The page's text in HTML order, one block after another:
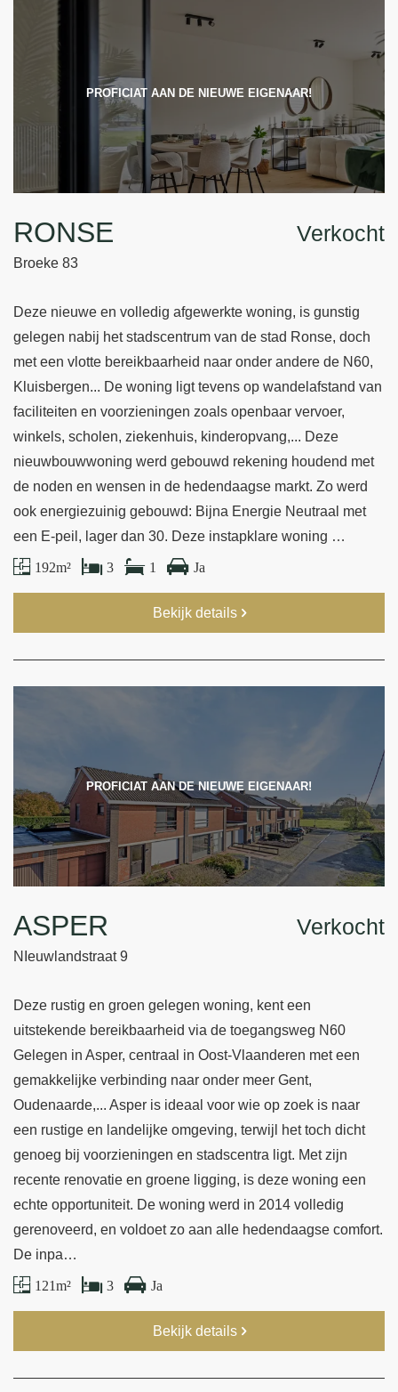
PROFICIAT AAN DE NIEUWE EIGENAAR!
RONSE
Broeke 83
Verkocht
Deze nieuwe en volledig afgewerkte woning, is gunstig
gelegen nabij het stadscentrum van de stad Ronse, doch
met een vlotte bereikbaarheid naar onder andere de N60,
Kluisbergen... De woning ligt tevens op wandelafstand van
faciliteiten en voorzieningen zoals openbaar vervoer,
winkels, scholen, ziekenhuis, kinderopvang,... Deze
nieuwbouwwoning werd gebouwd rekening houdend met
de noden en wensen in de hedendaagse markt. Zo werd
ook energiezuinig gebouwd: Bijna Energie Neutraal met
een E-peil, lager dan 30. Deze instapklare woning …
192 m² 3 1 Ja
Bekijk details
PROFICIAT AAN DE NIEUWE EIGENAAR!
ASPER
NIeuwlandstraat 9
Verkocht
Deze rustig en groen gelegen woning, kent een
uitstekende bereikbaarheid via de toegangsweg N60
Gelegen in Asper, centraal in Oost-Vlaanderen met een
gemakkelijke verbinding naar onder meer Gent,
Oudenaarde,... Asper is ideaal voor wie op zoek is naar
een rustige en landelijke omgeving, terwijl het toch dicht
genoeg bij voorzieningen en stadscentra ligt. Met zijn
recente renovatie en groene ligging, is deze woning een
echte opportuniteit. De woning werd in 2014 volledig
gerenoveerd, en voldoet zo aan alle hedendaagse comfort.
De inpa…
121 m² 3 Ja
Bekijk details